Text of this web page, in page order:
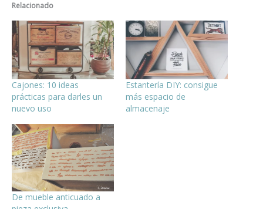
Relacionado
Cajones: 10 ideas
prácticas para darles un
nuevo uso
Estantería DIY: consigue
más espacio de
almacenaje
De mueble anticuado a